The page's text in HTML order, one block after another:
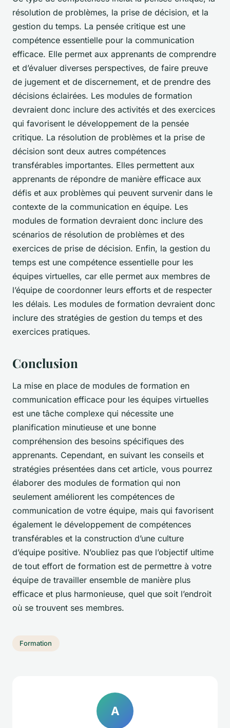
résolution de problèmes, la prise de décision, et la
gestion du temps. La pensée critique est une
compétence essentielle pour la communication
efficace. Elle permet aux apprenants de comprendre
et d’évaluer diverses perspectives, de faire preuve
de jugement et de discernement, et de prendre des
décisions éclairées. Les modules de formation
devraient donc inclure des activités et des exercices
qui favorisent le développement de la pensée
critique. La résolution de problèmes et la prise de
décision sont deux autres compétences
transférables importantes. Elles permettent aux
apprenants de répondre de manière efficace aux
défis et aux problèmes qui peuvent survenir dans le
contexte de la communication en équipe. Les
modules de formation devraient donc inclure des
scénarios de résolution de problèmes et des
exercices de prise de décision. Enfin, la gestion du
temps est une compétence essentielle pour les
équipes virtuelles, car elle permet aux membres de
l’équipe de coordonner leurs efforts et de respecter
les délais. Les modules de formation devraient donc
inclure des stratégies de gestion du temps et des
exercices pratiques.
Conclusion
La mise en place de modules de formation en
communication efficace pour les équipes virtuelles
est une tâche complexe qui nécessite une
planification minutieuse et une bonne
compréhension des besoins spécifiques des
apprenants. Cependant, en suivant les conseils et
stratégies présentées dans cet article, vous pourrez
élaborer des modules de formation qui non
seulement améliorent les compétences de
communication de votre équipe, mais qui favorisent
également le développement de compétences
transférables et la construction d’une culture
d’équipe positive. N’oubliez pas que l’objectif ultime
de tout effort de formation est de permettre à votre
équipe de travailler ensemble de manière plus
efficace et plus harmonieuse, quel que soit l’endroit
où se trouvent ses membres.
Formation
A